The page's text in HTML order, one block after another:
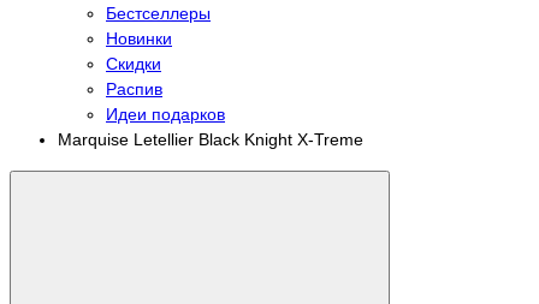
Бестселлеры
Новинки
Скидки
Распив
Идеи подарков
Marquise Letellier Black Knight X-Treme